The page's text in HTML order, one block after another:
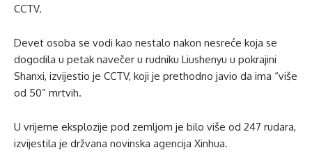
CCTV.
Devet osoba se vodi kao nestalo nakon nesreće koja se
dogodila u petak navečer u rudniku Liushenyu u pokrajini
Shanxi, izvijestio je CCTV, koji je prethodno javio da ima “više
od 50” mrtvih.
U vrijeme eksplozije pod zemljom je bilo više od 247 rudara,
izvijestila je držvana novinska agencija Xinhua.